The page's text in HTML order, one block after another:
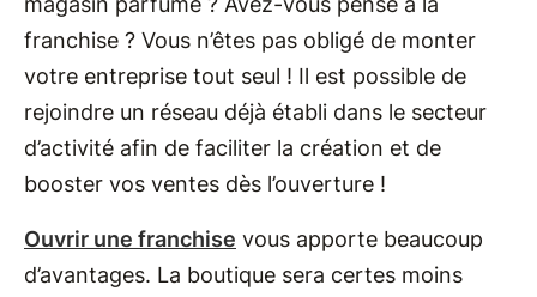
franchise ? Vous n’êtes pas obligé de monter
votre entreprise tout seul ! Il est possible de
rejoindre un réseau déjà établi dans le secteur
d’activité afin de faciliter la création et de
booster vos ventes dès l’ouverture !
Ouvrir une franchise vous apporte beaucoup
d’avantages. La boutique sera certes moins